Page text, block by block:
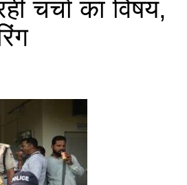
चर्चा का विषय,